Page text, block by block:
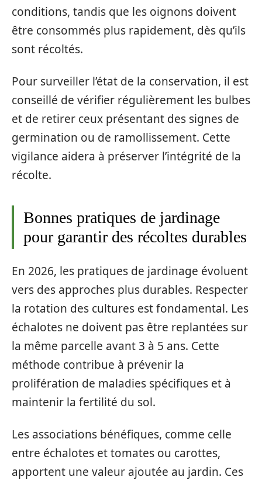
conditions, tandis que les oignons doivent
être consommés plus rapidement, dès qu’ils
sont récoltés.
Pour surveiller l’état de la conservation, il est
conseillé de vérifier régulièrement les bulbes
et de retirer ceux présentant des signes de
germination ou de ramollissement. Cette
vigilance aidera à préserver l’intégrité de la
récolte.
Bonnes pratiques de jardinage
pour garantir des récoltes durables
En 2026, les pratiques de jardinage évoluent
vers des approches plus durables. Respecter
la rotation des cultures est fondamental. Les
échalotes ne doivent pas être replantées sur
la même parcelle avant 3 à 5 ans. Cette
méthode contribue à prévenir la
prolifération de maladies spécifiques et à
maintenir la fertilité du sol.
Les associations bénéfiques, comme celle
entre échalotes et tomates ou carottes,
apportent une valeur ajoutée au jardin. Ces